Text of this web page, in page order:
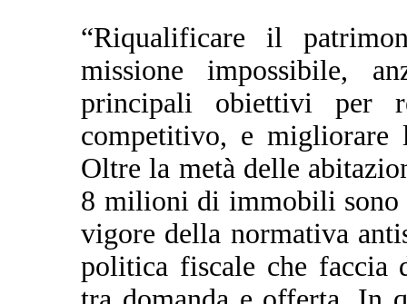
“Riqualificare il
missione impossibile,
principali obiettivi per
competitivo, e
Oltre la metà delle
8 milioni di immobili sono
vigore della normativa
politica fiscale che faccia